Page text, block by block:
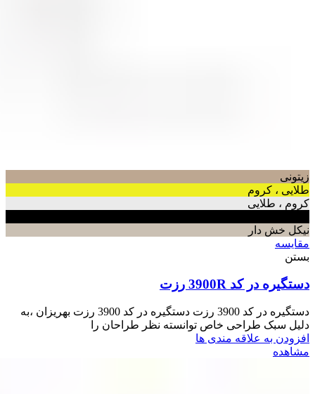
زیتونی
طلایی ، کروم
کروم ، طلایی
نیکل خش دار
مقایسه
بستن
دستگیره در کد 3900R رزت
دستگیره در کد 3900 رزت دستگیره در کد 3900 رزت بهریزان ،به
دلیل سبک طراحی خاص توانسته نظر طراحان را
افزودن به علاقه مندی ها
مشاهده